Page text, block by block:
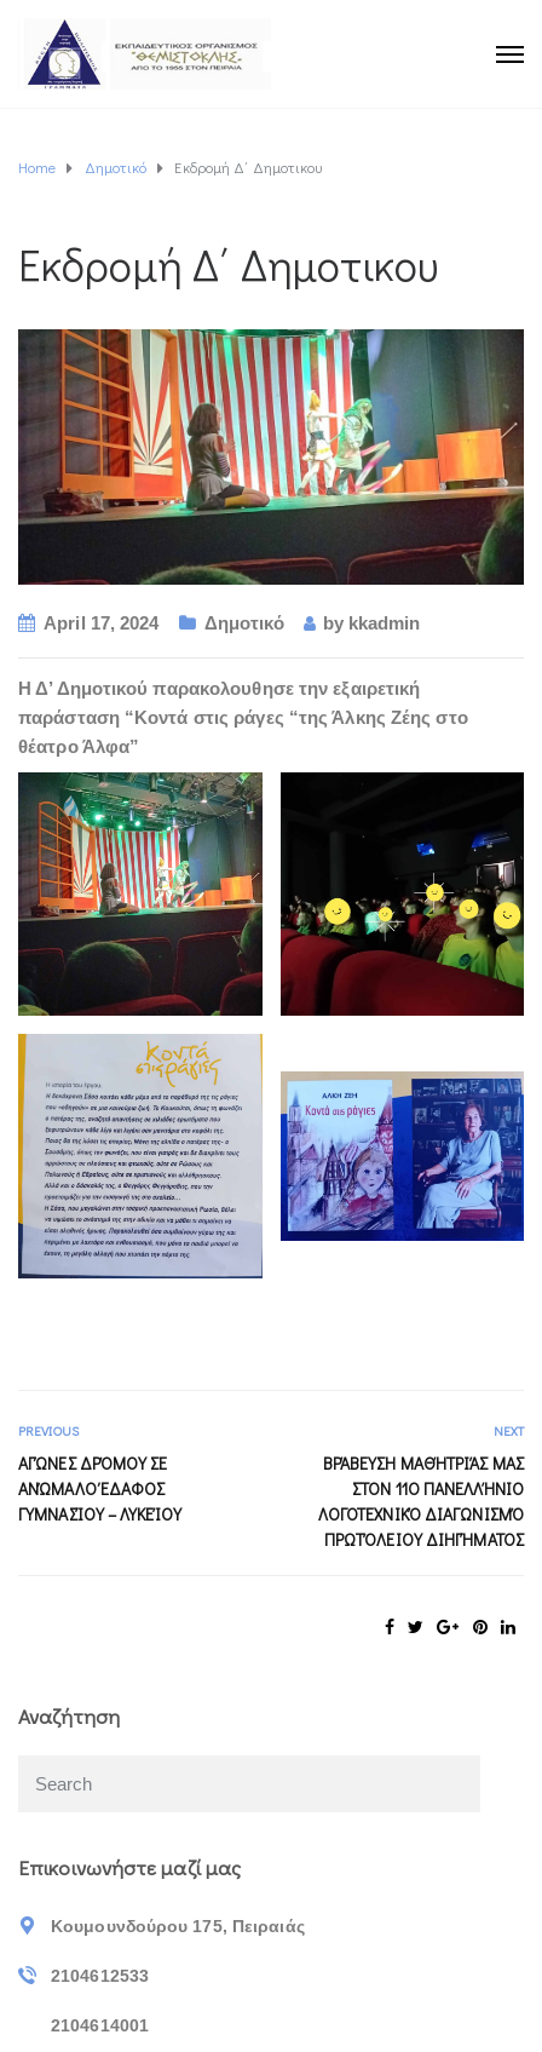
Home Δημοτικό Εκδρομή Δ΄ Δημοτικου
Εκδρομή Δ΄ Δημοτικου
April 17, 2024 Δημοτικό by kkadmin
Η Δ’ Δημοτικού παρακολουθησε την εξαιρετική
παράσταση “Κοντά στις ράγες “της Άλκης Ζέης στο
θέατρο Άλφα”
PREVIOUS
ΑΓΏΝΕΣ ΔΡΌΜΟΥ ΣΕ
ΑΝΏΜΑΛΟ ΈΔΑΦΟΣ
ΓΥΜΝΑΣΊΟΥ – ΛΥΚΕΊΟΥ
NEXT
ΒΡΆΒΕΥΣΗ ΜΑΘΉΤΡΙΆΣ ΜΑΣ
ΣΤΟΝ 11Ο ΠΑΝΕΛΛΉΝΙΟ
ΛΟΓΟΤΕΧΝΙΚΌ ΔΙΑΓΩΝΙΣΜΌ
ΠΡΩΤΌΛΕΙΟΥ ΔΙΗΓΉΜΑΤΟΣ
Αναζήτηση
Επικοινωνήστε μαζί μας
Κουμουνδούρου 175, Πειραιάς
2104612533
2104614001